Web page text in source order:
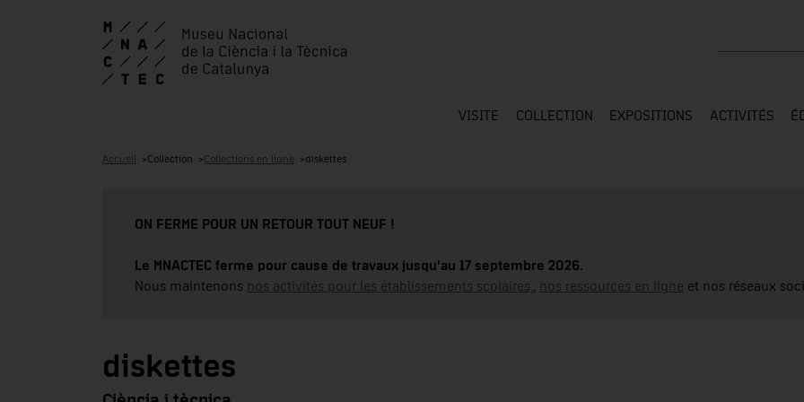
VISITE COLLECTION EXPOSITIONS ACTIVITÉS
Accueil Collection Collections en ligne diskettes
ON FERME POUR UN RETOUR TOUT NEUF !
Le MNACTEC ferme pour cause de travaux jusqu'au 17 septembre 2026.
Nous maintenons nos activités pour les établissements scolaires, nos ressources en ligne et nos réseaux
diskettes